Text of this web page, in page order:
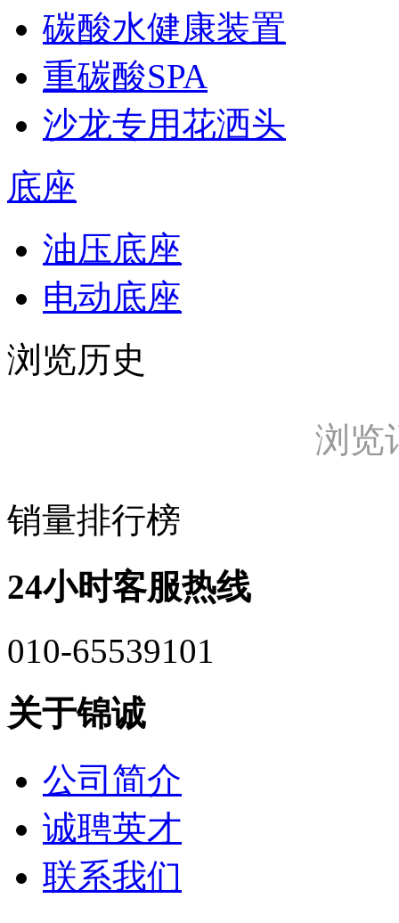
碳酸水健康装置
重碳酸SPA
沙龙专用花洒头
底座
油压底座
电动底座
浏览历史
浏览
销量排行榜
24小时客服热线
010-65539101
关于锦诚
公司简介
诚聘英才
联系我们